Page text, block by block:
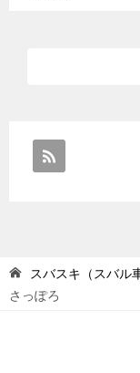
スバスキ（スバル
さっぽろ